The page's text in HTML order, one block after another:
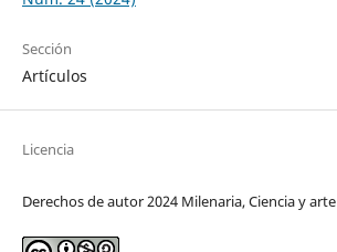
Sección
Artículos
Licencia
Derechos de autor 2024 Milenaria, Ciencia y arte